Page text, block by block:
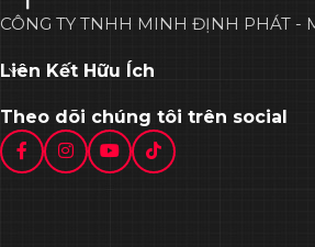
CÔNG TY TNHH MINH ĐỊNH PHÁT -
Liên Kết Hữu Ích
Theo dõi chúng tôi trên social